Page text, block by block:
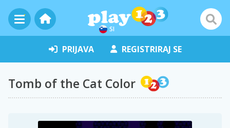
SI
PRIJAVA REGISTRIRAJ SE
Tomb of the Cat Color